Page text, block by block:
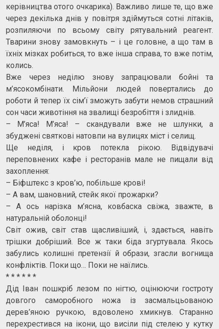
керівництва отого очкарика). Важливо лише те, що вже
через декілька днів у повітря здіймуться сотні літаків,
розпиляючи по всьому світу рятувальний реагент.
Тварини знову замовкнуть – і це головне, а що там в
їхніх мізках робиться, то вже інша справа, то вже потім,
колись.
Вже через неділю знову запрацювали бойні та
м’ясокомбінати. Мільйони людей повертались до
роботи й тепер їх сім’ї зможуть забути немов страшний
сон часи животіння на звалищі безробіття і злиднів.
– М’яса! М’яса! – скандували вже не шлунки, а
збуджені святкові натовпи на вулицях міст і селищ.
Ще неділя, і кров потекла рікою. Відвідувачі
переповнених кафе і ресторанів мале не пищали від
захоплення:
– Біфштекс з кров’ю, побільше крові!
– А вам, шановний, стейк якої прожарки?
– А ось нарізка м’ясна, ковбаска свіжа, зважте, в
натуральній оболонці!
Світ ожив, світ став щасливіший, і, здається, навіть
трішки добріший. Все ж таки біда згуртувала. Якось
забулись колишні претензії й образи, згасли вогнища
конфліктів. Поки що… Поки не наїлись.
* * * * * *
Дід Іван пошкріб лезом по нігтю, оцінюючи гостроту
довгого саморобного ножа із засмальцьованою
дерев’яною ручкою, вдоволено хмикнув. Старанно
перехрестився на ікони, що висіли під стелею у кутку